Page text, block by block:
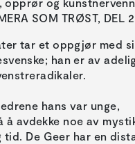
SOM TRØST, DEL
tar et oppgjør med
han er av
hans var unge,
avdekke noe av
De Geer har en